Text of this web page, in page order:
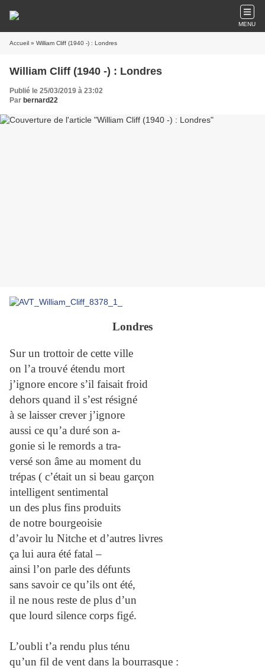
MENU
Accueil » William Cliff (1940 -) : Londres
William Cliff (1940 -) : Londres
Publié le 25/03/2019 à 23:02
Par bernard22
Londres
Sur un trottoir de cette ville
on l’a trouvé étendu mort
j’ignore encore s’il faisait froid
dehors quand il s’est résigné
à se laisser crever j’ignore
aussi ce qu’a duré son a-
gonie si le remords a tra-
versé son âme au moment du
trépas ( c’était un si beau garçon
intelligent sentimental
un des plus fins produits
de notre bourgeoisie
d’avoir lu Nitche et d’autres livres
ça lui aura été fatal –
ainsi l’on parle des défunts
sans savoir ce qu’ils ont été,
il ne nous reste de plus d’un
que lourd silence corps figé.
L’oubli t’a rendu plus ténu
qu’un fil de vent dans la bourrasque :